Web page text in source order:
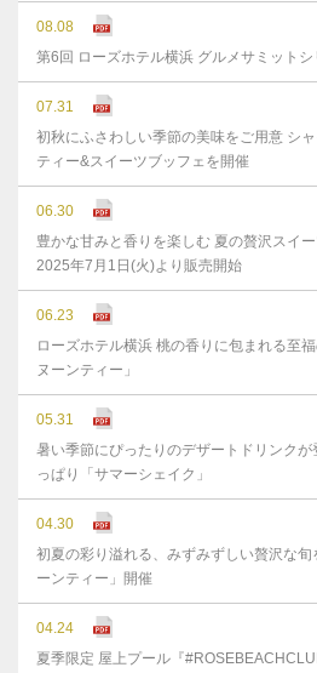
08.08
第6回 ローズホテル横浜 グルメサミット
07.31
初秋にふさわしい季節の美味をご用意 シ
ティー&スイーツブッフェを開催
06.30
豊かな⽢みと⾹りを楽しむ 夏の贅沢スイ
2025年7⽉1⽇(⽕)より販売開始
06.23
ローズホテル横浜 桃の香りに包まれる至
ヌーンティー」
05.31
暑い季節にぴったりのデザートドリンク
っぱり「サマーシェイク」
04.30
初夏の彩り溢れる、みずみずしい贅沢な
ーンティー」開催
04.24
夏季限定 屋上プール『